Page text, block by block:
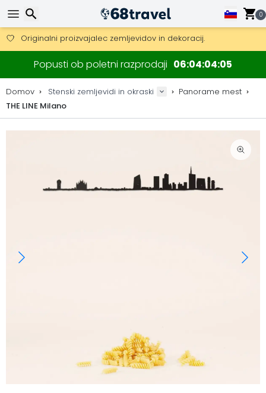
0
Pridobite brezplačno dostavo na naročila nad 149 €.
Na voljo je tudi DHL Express čez noč.
30 dni za vračilo, 90 dni za lesene zemljevide in dekoracije.
Originalni proizvajalec zemljevidov in dekoracij.
Popusti ob poletni razprodaji 06040404
Domov Stenski zemljevidi in okraski
Panorame mest
THE LINE Milano
Iskanje
Iskanje